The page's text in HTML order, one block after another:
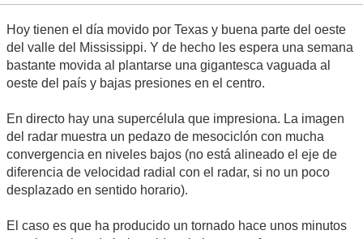
Hoy tienen el día movido por Texas y buena parte del oeste
del valle del Mississippi. Y de hecho les espera una semana
bastante movida al plantarse una gigantesca vaguada al
oeste del país y bajas presiones en el centro.
En directo hay una supercélula que impresiona. La imagen
del radar muestra un pedazo de mesociclón con mucha
convergencia en niveles bajos (no está alineado el eje de
diferencia de velocidad radial con el radar, si no un poco
desplazado en sentido horario).
El caso es que ha producido un tornado hace unos minutos